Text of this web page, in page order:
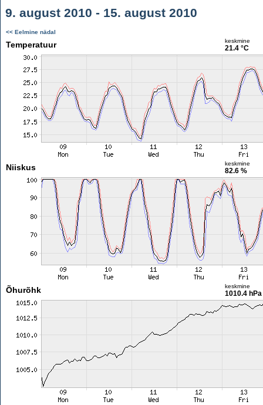
9. august 2010 - 15. august 2010
<< Eelmine nädal
Temperatuur keskmine
21.4 °C
Niiskus keskmine
82.6 %
Õhurõhk keskmine
1010.4 hPa